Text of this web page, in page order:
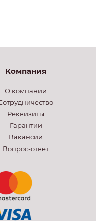
Компания
О компании
Реквизиты
Гарантии
Вакансии
Вопрос-ответ